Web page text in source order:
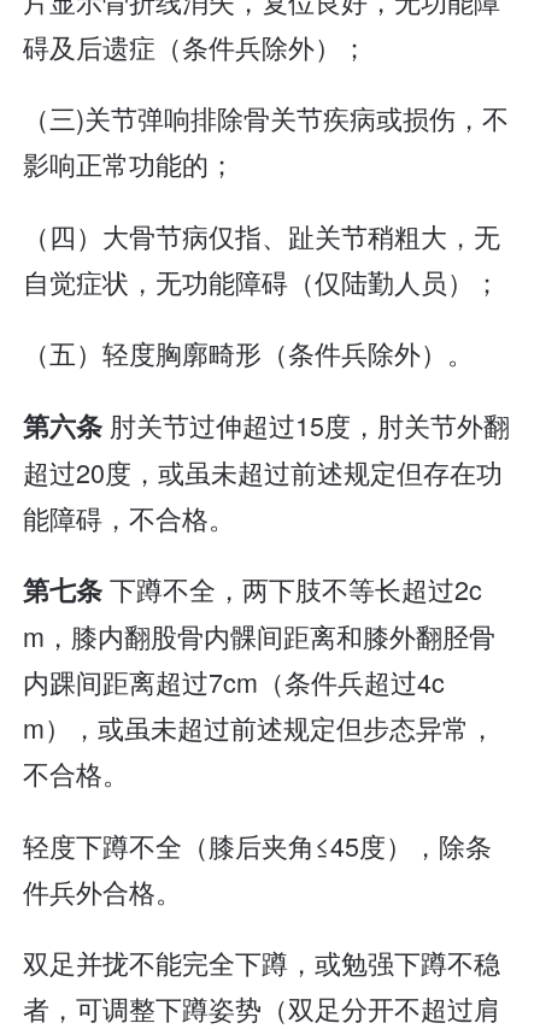
碍及后遗症（条件兵除外）；
（三)关节弹响排除骨关节疾病或损伤，不
影响正常功能的；
（四）大骨节病仅指、趾关节稍粗大，无
自觉症状，无功能障碍（仅陆勤人员）；
（五）轻度胸廓畸形（条件兵除外）。
第六条 肘关节过伸超过15度，肘关节外翻
超过20度，或虽未超过前述规定但存在功
能障碍，不合格。
第七条下蹲不全，两下肢不等长超过2c
m，膝内翻股骨内髁间距离和膝外翻胫骨
内踝间距离超过7cm（条件兵超过4c
m），或虽未超过前述规定但步态异常，
不合格。
轻度下蹲不全（膝后夹角≤45度），除条
件兵外合格。
双足并拢不能完全下蹲，或勉强下蹲不稳
者，可调整下蹲姿势（双足分开不超过肩